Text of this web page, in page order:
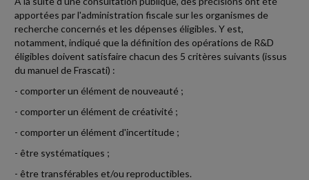
apportées par l'administration fiscale sur les organismes de
recherche concernés et les dépenses éligibles. Y est,
notamment, indiqué que la définition des opérations de R&D
éligibles doivent satisfaire chacun des 5 critères suivants (issus
du manuel de Frascati) :
- comporter un élément de nouveauté ;
- comporter un élément de créativité ;
- comporter un élément d'incertitude ;
- être systématiques ;
- être transférables et/ou reproductibles.